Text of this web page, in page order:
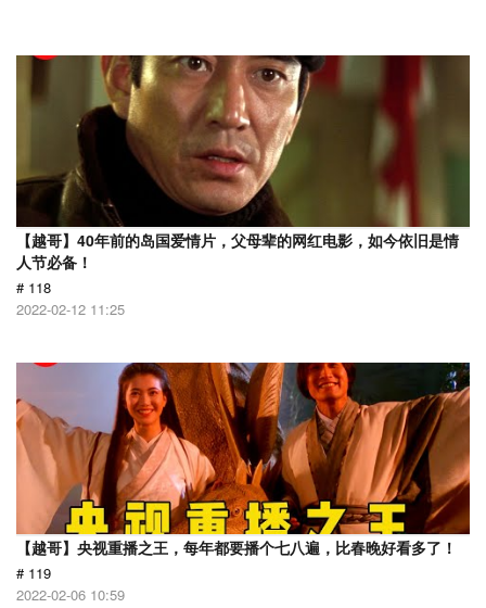
【越哥】40年前的岛国爱情片，父母辈的网红电影，如今依旧是情
人节必备！
# 118
2022-02-12 11:25
【越哥】央视重播之王，每年都要播个七八遍，比春晚好看多了！
# 119
2022-02-06 10:59